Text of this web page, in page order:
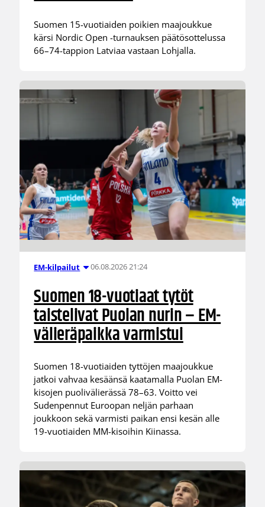
Suomen 15-vuotiaiden poikien maajoukkue
kärsi Nordic Open -turnauksen päätösottelussa
66–74-tappion Latviaa vastaan Lohjalla.
EM-kilpailut 06.08.2026 21:24
Suomen 18-vuotiaat tytöt
taistelivat Puolan nurin – EM-
välieräpaikka varmistui
Suomen 18-vuotiaiden tyttöjen maajoukkue
jatkoi vahvaa kesäänsä kaatamalla Puolan EM-
kisojen puolivälierässä 78–63. Voitto vei
Sudenpennut Euroopan neljän parhaan
joukkoon sekä varmisti paikan ensi kesän alle
19-vuotiaiden MM-kisoihin Kiinassa.